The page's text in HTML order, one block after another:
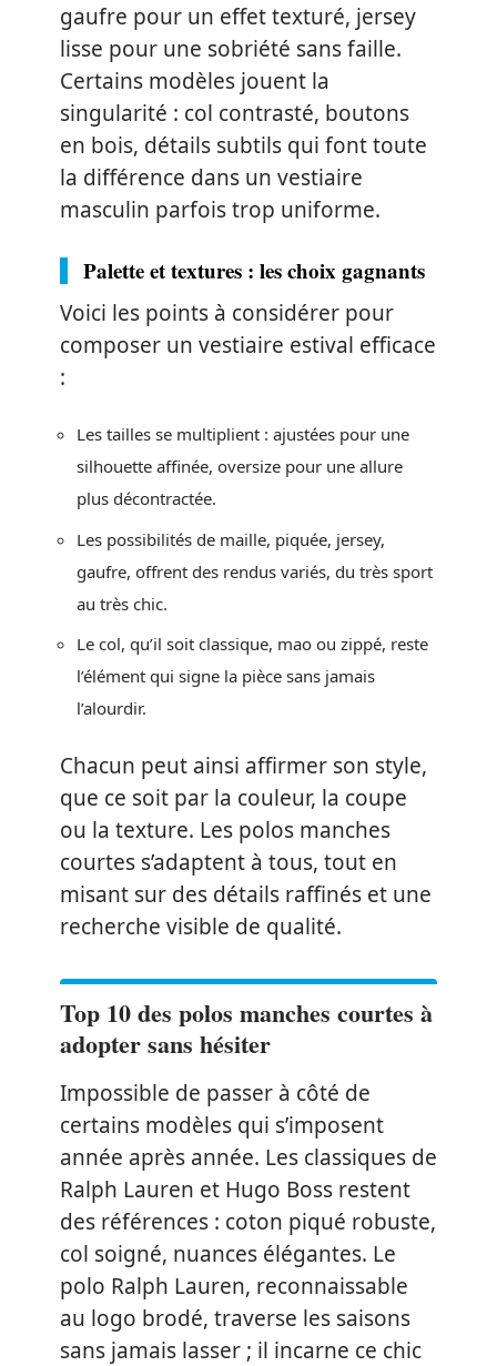
gaufre pour un effet texturé, jersey
lisse pour une sobriété sans faille.
Certains modèles jouent la
singularité : col contrasté, boutons
en bois, détails subtils qui font toute
la différence dans un vestiaire
masculin parfois trop uniforme.
Palette et textures : les choix gagnants
Voici les points à considérer pour
composer un vestiaire estival efficace
:
Les tailles se multiplient : ajustées pour une
silhouette affinée, oversize pour une allure
plus décontractée.
Les possibilités de maille, piquée, jersey,
gaufre, offrent des rendus variés, du très sport
au très chic.
Le col, qu’il soit classique, mao ou zippé, reste
l’élément qui signe la pièce sans jamais
l’alourdir.
Chacun peut ainsi affirmer son style,
que ce soit par la couleur, la coupe
ou la texture. Les polos manches
courtes s’adaptent à tous, tout en
misant sur des détails raffinés et une
recherche visible de qualité.
Top 10 des polos manches courtes à
adopter sans hésiter
Impossible de passer à côté de
certains modèles qui s’imposent
année après année. Les classiques de
Ralph Lauren et Hugo Boss restent
des références : coton piqué robuste,
col soigné, nuances élégantes. Le
polo Ralph Lauren, reconnaissable
au logo brodé, traverse les saisons
sans jamais lasser ; il incarne ce chic